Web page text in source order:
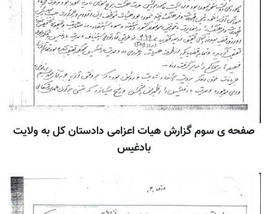
صفحه ی سوم گزارش هيات اعزامی دادستان کل به ولايت
بادغيس